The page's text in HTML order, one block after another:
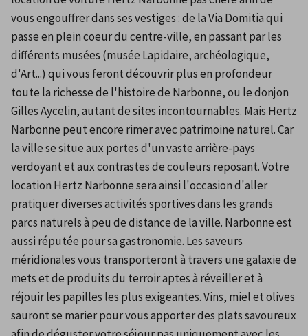
vous engouffrer dans ses vestiges : de la Via Domitia qui
passe en plein coeur du centre-ville, en passant par les
différents musées (musée Lapidaire, archéologique,
d'Art...) qui vous feront découvrir plus en profondeur
toute la richesse de l'histoire de Narbonne, ou le donjon
Gilles Aycelin, autant de sites incontournables. Mais Hertz
Narbonne peut encore rimer avec patrimoine naturel. Car
la ville se situe aux portes d'un vaste arrière-pays
verdoyant et aux contrastes de couleurs reposant. Votre
location Hertz Narbonne sera ainsi l'occasion d'aller
pratiquer diverses activités sportives dans les grands
parcs naturels à peu de distance de la ville. Narbonne est
aussi réputée pour sa gastronomie. Les saveurs
méridionales vous transporteront à travers une galaxie de
mets et de produits du terroir aptes à réveiller et à
réjouir les papilles les plus exigeantes. Vins, miel et olives
sauront se marier pour vous apporter des plats savoureux